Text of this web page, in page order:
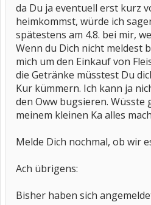
da Du ja eventuell erst kurz
heimkommst, würde ich
spätestens am 4.8. bei mir,
Wenn du Dich nicht meldest
mich um den Einkauf von
die Getränke müsstest Du
Kur kümmern. Ich kann ja
den Oww bugsieren. Wüsste
meinem kleinen Ka alles
Melde Dich nochmal, ob wir
Ach übrigens:
Bisher haben sich